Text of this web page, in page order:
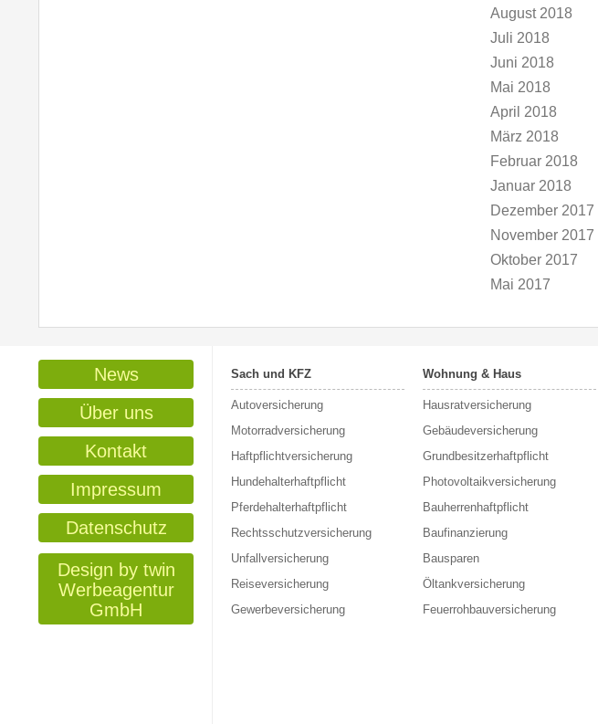
August 2018
Juli 2018
Juni 2018
Mai 2018
April 2018
März 2018
Februar 2018
Januar 2018
Dezember 2017
November 2017
Oktober 2017
Mai 2017
News
Über uns
Kontakt
Impressum
Datenschutz
Design by twin
Werbeagentur
GmbH
Sach und KFZ
Autoversicherung
Motorradversicherung
Haftpflichtversicherung
Hundehalterhaftpflicht
Pferdehalterhaftpflicht
Rechtsschutzversicherung
Unfallversicherung
Reiseversicherung
Gewerbeversicherung
Wohnung & Haus
Hausratversicherung
Gebäudeversicherung
Grundbesitzerhaftpflicht
Photovoltaikversicherung
Bauherrenhaftpflicht
Baufinanzierung
Bausparen
Öltankversicherung
Feuerrohbauversicherung